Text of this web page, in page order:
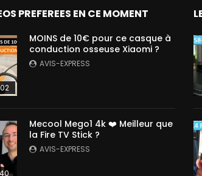
PREFEREES EN CE MOMENT
MOINS de 10€ pour ce casque à
conduction osseuse Xiaomi ?
AVIS-EXPRESS
Mecool Mego1 4k ❤️ Meilleur que
la Fire TV Stick ?
AVIS-EXPRESS